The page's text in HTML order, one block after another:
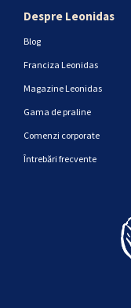
Despre Leonidas
Blog
Franciza Leonidas
Magazine Leonidas
Gama de praline
Comenzi corporate
Întrebări frecvente